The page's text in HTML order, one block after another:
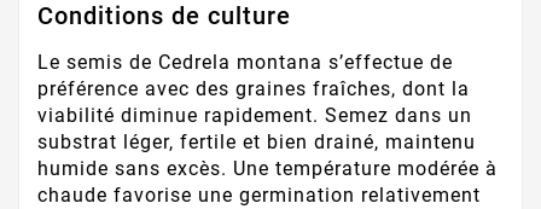
Conditions de culture
Le semis de Cedrela montana s’effectue de
préférence avec des graines fraîches, dont la
viabilité diminue rapidement. Semez dans un
substrat léger, fertile et bien drainé, maintenu
humide sans excès. Une température modérée à
chaude favorise une germination relativement